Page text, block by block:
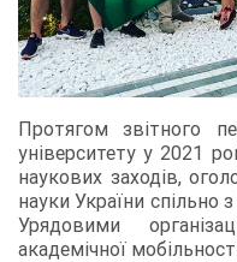
Протягом звітного
університету у 2021
наукових заходів,
науки України спільно
Урядовими
академічної